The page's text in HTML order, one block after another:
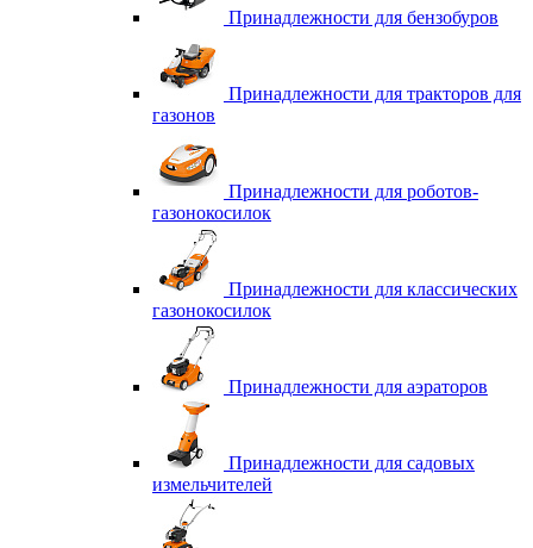
Принадлежности для бензобуров
Принадлежности для тракторов для
газонов
Принадлежности для роботов-
газонокосилок
Принадлежности для классических
газонокосилок
Принадлежности для аэраторов
Принадлежности для садовых
измельчителей